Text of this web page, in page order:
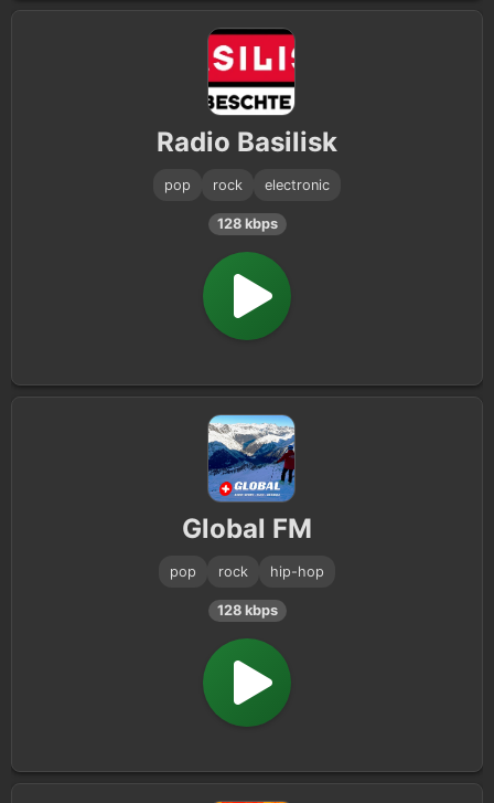
Radio Basilisk
pop rock electronic
128 kbps
Global FM
pop rock hip-hop
128 kbps